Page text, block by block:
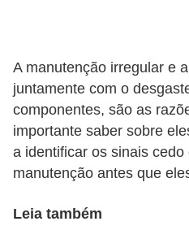
A manutenção irregular e
juntamente com o
componentes, são as
importante saber sobre
a identificar os sinais
manutenção antes que
Leia também
e
í
c
u
s